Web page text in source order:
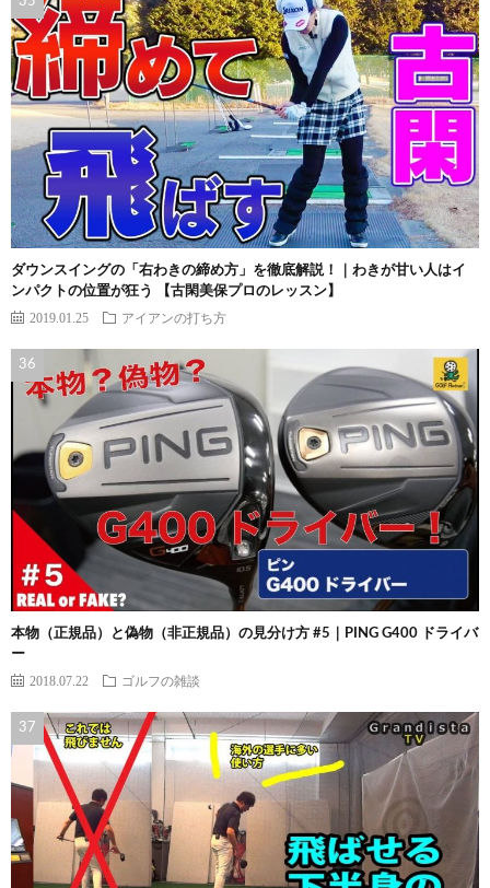
ダウンスイングの「右わきの締め方」を徹底解説！｜わきが甘い人はイ
ンパクトの位置が狂う 【古閑美保プロのレッスン】
2019.01.25 アイアンの打ち方
本物（正規品）と偽物（非正規品）の見分け方 #5｜PING G400 ドライバ
ー
2018.07.22 ゴルフの雑談